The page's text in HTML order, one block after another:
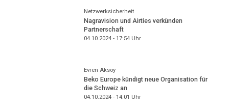
Netzwerksicherheit
Nagravision und Airties verkünden
Partnerschaft
04.10.2024 - 17:54Uhr
Evren Aksoy
Beko Europe kündigt neue Organisation für
die Schweiz an
04.10.2024 - 14:01 Uhr